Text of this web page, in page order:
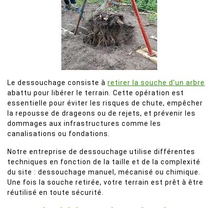
Le dessouchage consiste à retirer la souche d’un arbre
abattu pour libérer le terrain. Cette opération est
essentielle pour éviter les risques de chute, empêcher
la repousse de drageons ou de rejets, et prévenir les
dommages aux infrastructures comme les
canalisations ou fondations.
Notre entreprise de dessouchage utilise différentes
techniques en fonction de la taille et de la complexité
du site : dessouchage manuel, mécanisé ou chimique.
Une fois la souche retirée, votre terrain est prêt à être
réutilisé en toute sécurité.